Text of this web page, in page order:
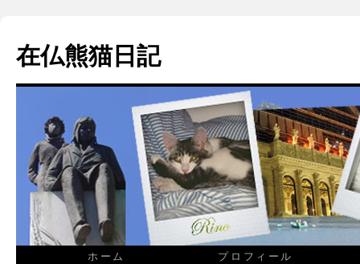
在仏熊猫日記
ホーム プロフィール